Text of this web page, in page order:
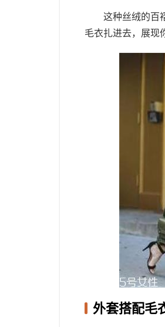
这种丝绒的百
毛衣扎进去，展现
外套搭配毛